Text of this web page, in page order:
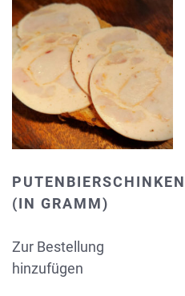
PUTENBIERSCHINKEN
(IN GRAMM)
Zur Bestellung
hinzufügen